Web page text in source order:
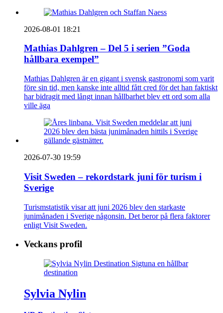
2026-08-01 18:21
Mathias Dahlgren – Del 5 i serien ”Goda
hållbara exempel”
Mathias Dahlgren är en gigant i svensk gastronomi som varit
före sin tid, men kanske inte alltid fått cred för det han faktiskt
har bidragit med långt innan hållbarhet blev ett ord som alla
ville äga
2026-07-30 19:59
Visit Sweden – rekordstark juni för turism i
Sverige
Turismstatistik visar att juni 2026 blev den starkaste
junimånaden i Sverige någonsin. Det beror på flera faktorer
enligt Visit Sweden.
Veckans profil
Sylvia Nylin